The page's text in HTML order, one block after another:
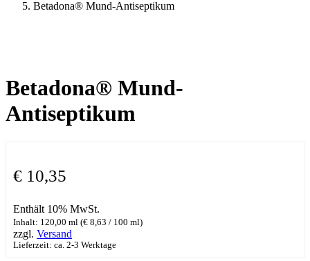
Betadona® Mund-Antiseptikum
Betadona® Mund-
Antiseptikum
€ 10,35
Enthält 10% MwSt.
Inhalt: 120,00 ml (€ 8,63 / 100 ml)
zzgl. Versand
Lieferzeit: ca. 2-3 Werktage